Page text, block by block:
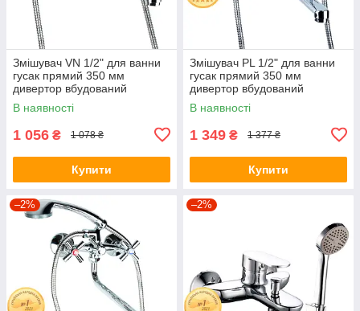
Змішувач VN 1/2" для ванни
гусак прямий 350 мм
дивертор вбудований
картриджний TAU VN-2C260C
(9885210)
В наявності
1 056 ₴ 1 078 ₴
Купити
Змішувач PL 1/2" для ванни
гусак прямий 350 мм
дивертор вбудований
кульовий AQUATICA PL-
5C255C (9777210)
В наявності
1 349 ₴ 1 377 ₴
Купити
–2% –2%